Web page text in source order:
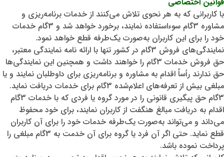
با کاربرانی که به هر نحوی تلاش می‌کنند از خدمات برنامه‌ریزی و
مشاوره 3گام سوءاستفاده نمایند، برخورد خواهد شد و 3گام خدمات
خود را برای این کاربران به‌صورت یک‌طرفه قطع خواهد نمود.
نمایندگی‌های فروش 3گام در کشور تنها با ارائه نامه نمایندگی معتبر،
حق فروش خدمات 3گام را خواهند داشت و همچنین این نمایندگی‌ها
حق ندارند رأساً اقدام به مشاوره و برنامه‌ریزی برای داوطلبان نمایند و یا
مبلغی بیش از تعرفه‌های اعلام‌شده 3گام برای خدمات دریافت نماید.
3گام حق پیگیری قانونی را در مورد گروه یا فردی که با خدمات 3گام
اقدام به دریافت مبالغ هنگفت از کاربران نمایند، برای خود محفوظ
می‌داند و می‌تواند به‌صورت یک‌طرفه خدمات خود را برای آن کاربران
قطع نماید. حتی اگر آن فرد یا گروه برای آن خدمت به 3گام مبلغی را
پرداخت نموده باشد.